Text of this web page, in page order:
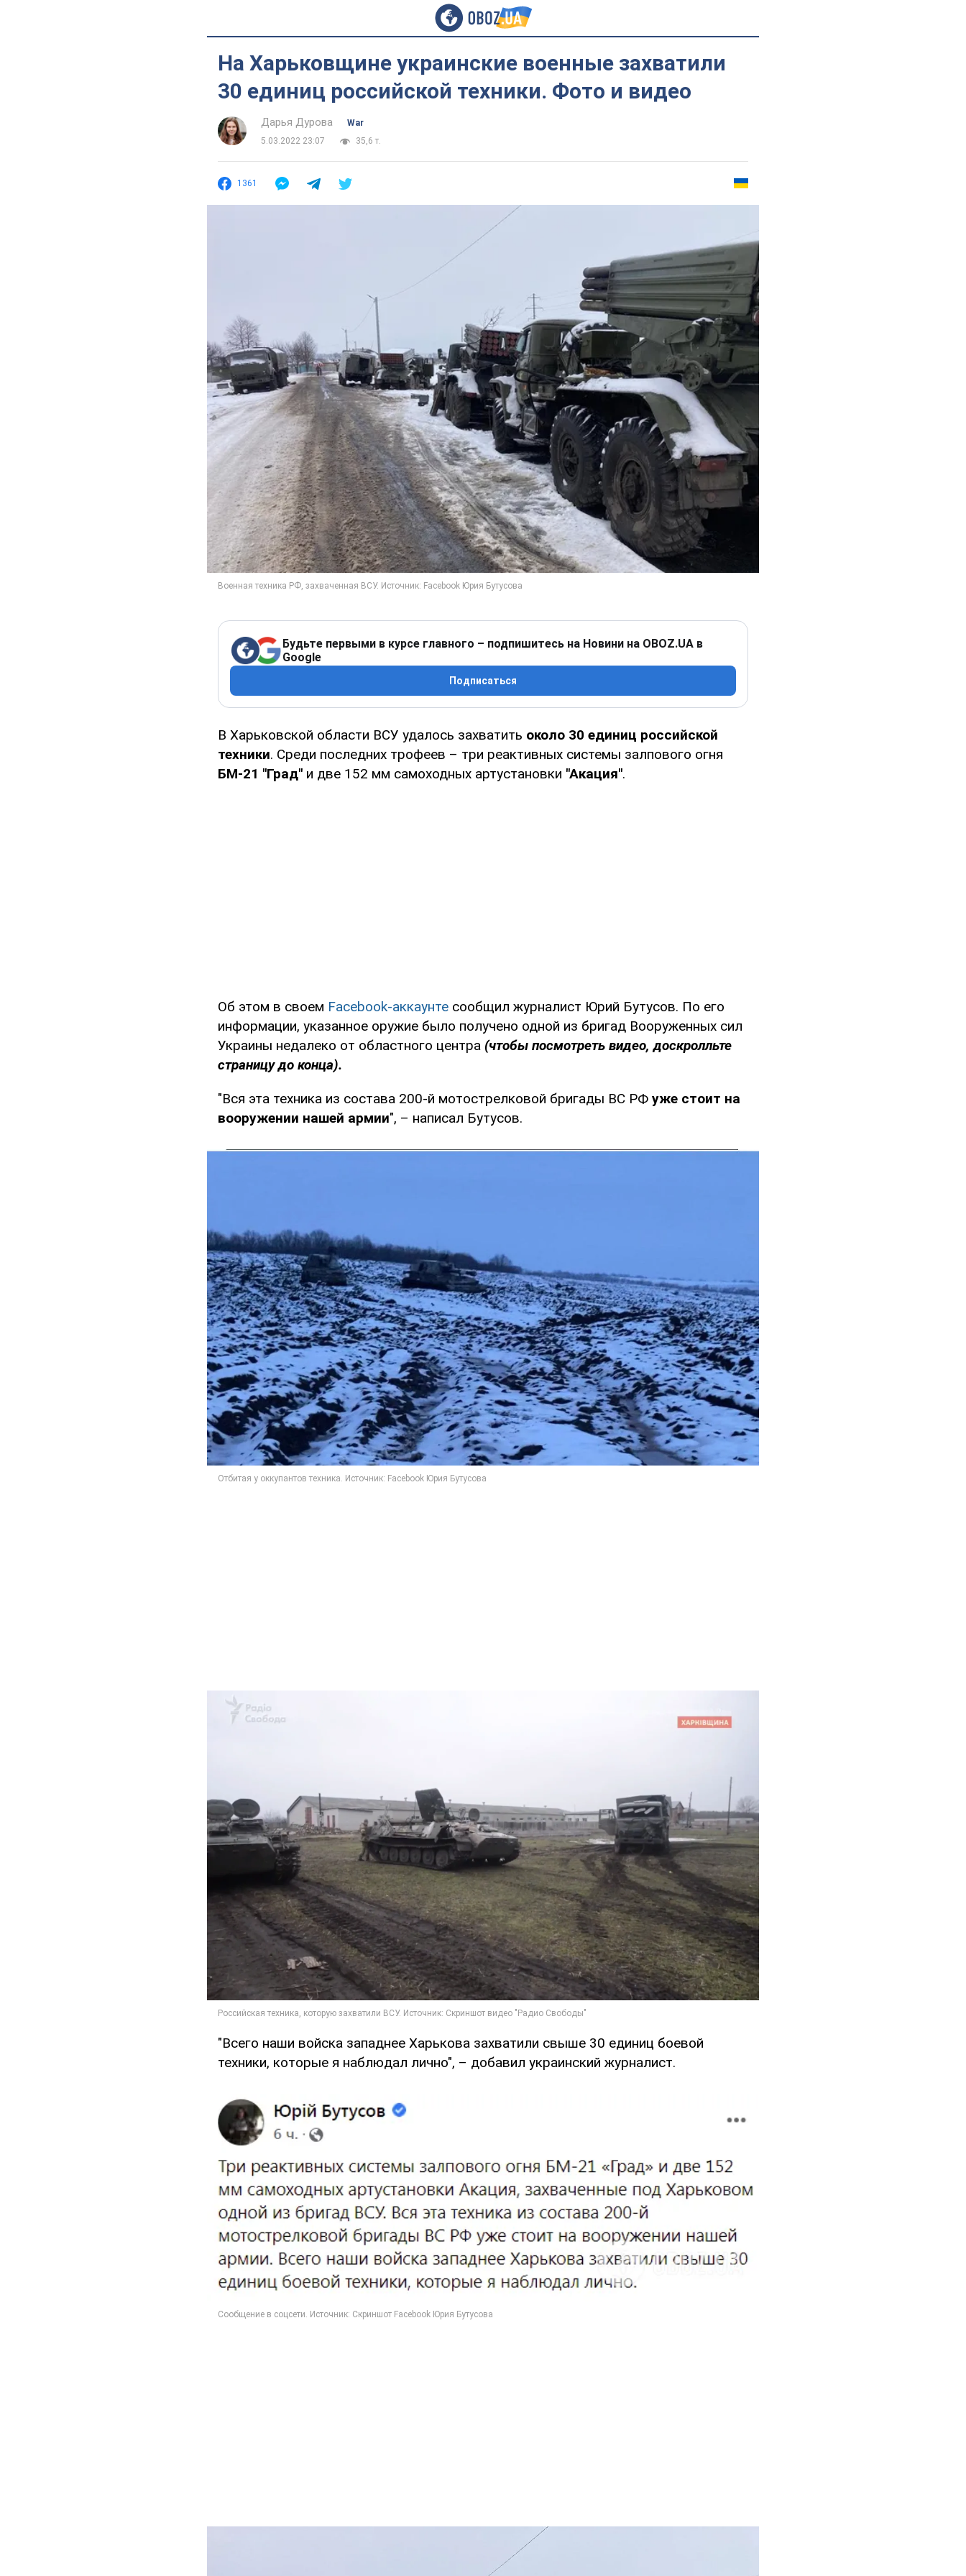
На Харьковщине украинские военные захватили
30 единиц российской техники. Фото и видео
Дарья Дурова
War
5.03.2022 23:07
35,6 т.
1361
Будьте первыми в курсе главного – подпишитесь на Новини на OBOZ.UA в
Google
Подписаться
В Харьковской области ВСУ удалось захватить около 30 единиц российской
техники. Среди последних трофеев – три реактивных системы залпового огня
БМ-21 "Град" и две 152 мм самоходных артустановки "Акация".
Об этом в своем Facebook-аккаунте сообщил журналист Юрий Бутусов. По его
информации, указанное оружие было получено одной из бригад Вооруженных сил
Украины недалеко от областного центра (чтобы посмотреть видео, доскролльте
страницу до конца).
"Вся эта техника из состава 200-й мотострелковой бригады ВС РФ уже стоит на
вооружении нашей армии", – написал Бутусов.
"Всего наши войска западнее Харькова захватили свыше 30 единиц боевой
техники, которые я наблюдал лично", – добавил украинский журналист.